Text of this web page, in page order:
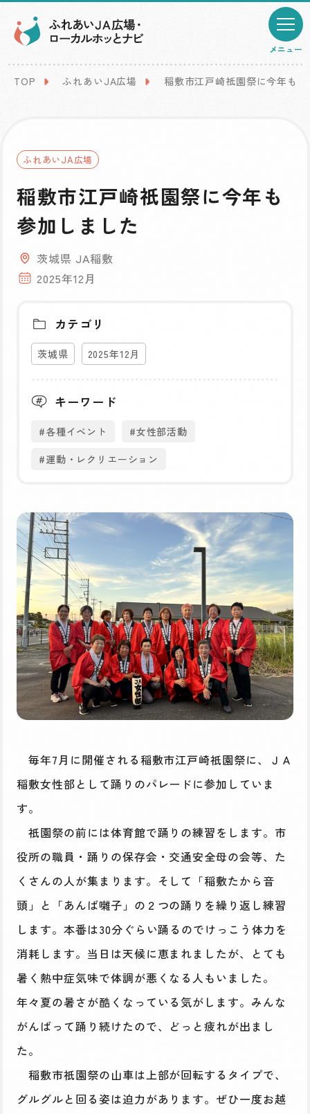
メニュー
TOP ふれあいJA広場 稲敷市江戸崎祇園祭に今年も
ふれあいJA広場
稲敷市江戸崎祇園祭に今年も
参加しました
茨城県 JA稲敷
2025年12月
カテゴリ
茨城県 2025年12月
キーワード
#各種イベント
#女性部活動
#運動・レクリエーション
毎年7月に開催される稲敷市江戸崎祇園祭に、ＪＡ
稲敷女性部として踊りのパレードに参加していま
す。
祇園祭の前には体育館で踊りの練習をします。市
役所の職員・踊りの保存会・交通安全母の会等、た
くさんの人が集まります。そして「稲敷たから音
頭」と「あんば囃子」の２つの踊りを繰り返し練習
します。本番は30分ぐらい踊るのでけっこう体力を
消耗します。当日は天候に恵まれましたが、とても
暑く熱中症気味で体調が悪くなる人もいました。
年々夏の暑さが酷くなっている気がします。みんな
がんばって踊り続けたので、どっと疲れが出まし
た。
稲敷市祇園祭の山車は上部が回転するタイプで、
グルグルと回る姿は迫力があります。ぜひ一度お越